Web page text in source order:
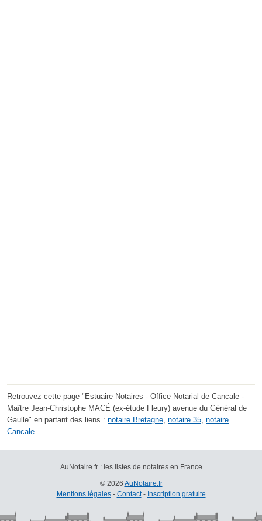
Retrouvez cette page "Estuaire Notaires - Office Notarial de Cancale -
Maître Jean-Christophe MACÉ (ex-étude Fleury) avenue du Général de
Gaulle" en partant des liens : notaire Bretagne, notaire 35, notaire
Cancale.
AuNotaire.fr : les listes de notaires en France
© 2026 AuNotaire.fr
Mentions légales- Contact- Inscription gratuite